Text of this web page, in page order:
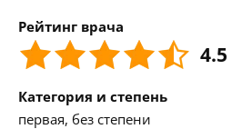
Рейтинг врача
4.5
Категория и степень
первая, без степени